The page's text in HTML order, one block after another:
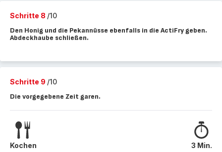
Schritte 8 /10
Den Honig und die Pekannüsse ebenfalls in die ActiFry geben.
Abdeckhaube schließen.
Schritte 9 /10
Die vorgegebene Zeit garen.
Kochen 3 Min.